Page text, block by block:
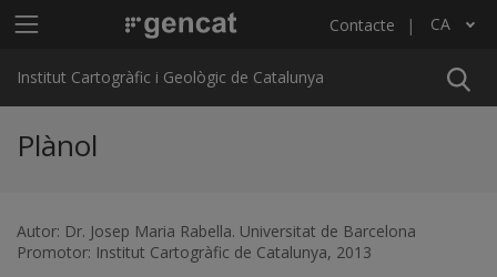
Menú principal ICGC Contacte CA
Llista les accions addicionals
Institut Cartogràfic i Geològic de Catalunya
Plànol
Autor: Dr. Josep Maria Rabella. Universitat de Barcelona
Promotor: Institut Cartogràfic de Catalunya, 2013